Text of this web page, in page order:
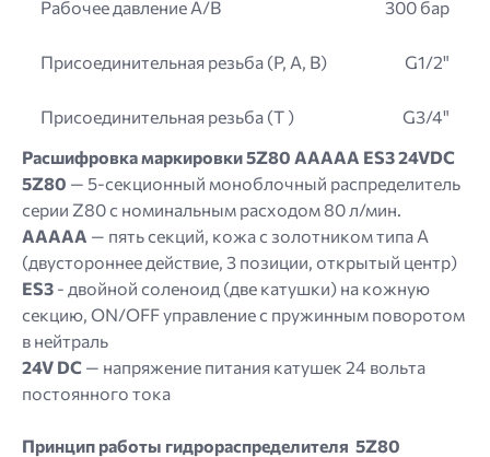
Рабочее давление A/B 300 бар
Присоединительная резьба (P, A, B) G1/2"
Присоединительная резьба (T )
G3/4"
Расшифровка маркировки 5Z80 AAAAA ES3 24VDC
5Z80 — 5-секционный моноблочный распределитель
серии Z80 с номинальным расходом 80 л/мин.
AAAAA — пять секций, кожа с золотником типа A
(двустороннее действие, 3 позиции, открытый центр)
ES3 - двойной соленоид (две катушки) на кожную
секцию, ON/OFF управление с пружинным поворотом
в нейтраль
24V DC — напряжение питания катушек 24 вольта
постоянного тока
Принцип работы гидрораспределителя 5Z80